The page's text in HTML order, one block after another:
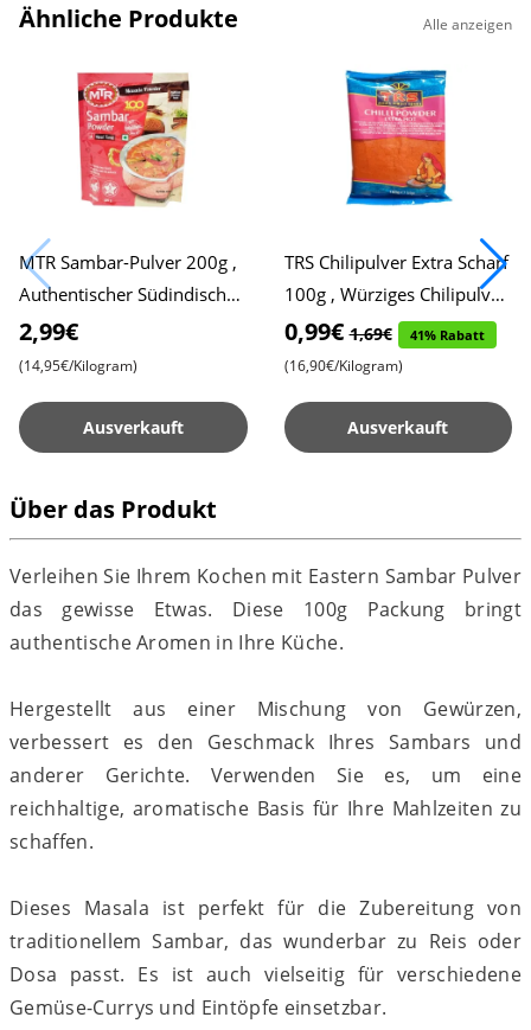
Ähnliche Produkte Alle anzeigen
MTR Sambar-Pulver 200g ,
Authentischer Südindischer
Geschmack , Aromatische
Gewürzmischung , Ideal f
2,99€
(14,95€/Kilogram)
Ausverkauft
TRS Chilipulver Extra Scharf
100g , Würziges Chilipulver
, Rotes Chilipulver,
Ablaufdatum 25.10.2025
0,99€1,69€ 41% Rabatt
(16,90€/Kilogram)
Ausverkauft
Über das Produkt
Verleihen Sie Ihrem Kochen mit Eastern Sambar Pulver
das gewisse Etwas. Diese 100g Packung bringt
authentische Aromen in Ihre Küche.
Hergestellt aus einer Mischung von Gewürzen,
verbessert es den Geschmack Ihres Sambars und
anderer Gerichte. Verwenden Sie es, um eine
reichhaltige, aromatische Basis für Ihre Mahlzeiten zu
schaffen.
Dieses Masala ist perfekt für die Zubereitung von
traditionellem Sambar, das wunderbar zu Reis oder
Dosa passt. Es ist auch vielseitig für verschiedene
Gemüse-Currys und Eintöpfe einsetzbar.